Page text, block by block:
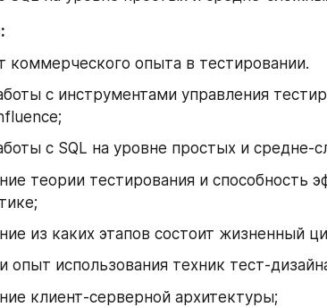
коммерческого опыта в тестировании.
с инструментами управления
с SQL на уровне простых и средне-
теории тестирования и способность
из каких этапов состоит жизненный
опыт использования техник тест-
клиент-серверной архитектуры;